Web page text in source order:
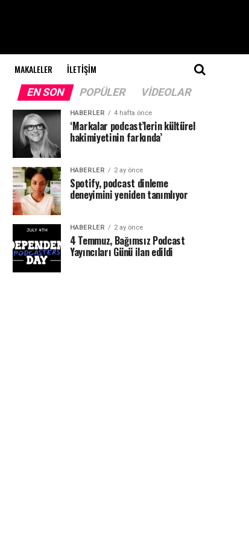
MAKALELER İLETIŞIM
EN SON POPÜLER VIDEOLAR
HABERLER 4 hafta önce
‘Markalar podcast’lerin kültürel
hakimiyetinin farkında’
HABERLER 2 ay önce
Spotify, podcast dinleme
deneyimini yeniden tanımlıyor
HABERLER 2 ay önce
4 Temmuz, Bağımsız Podcast
Yayıncıları Günü ilan edildi